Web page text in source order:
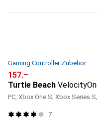
Gaming Controller Zubehör
CHF
157.–
Turtle Beach
PC, Xbox One S, Xbox Series
7